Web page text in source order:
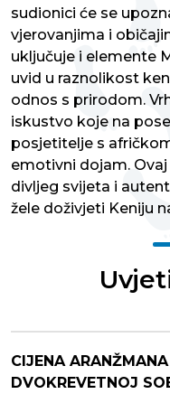
sudionici će se
vjerovanjima i
uključuje i elemente
uvid u raznolikost
odnos s prirodom.
iskustvo koje na
posjetitelje s
emotivni dojam.
divljeg svijeta i
žele doživjeti Keniju
CIJENA
DVOKREVETNOJ